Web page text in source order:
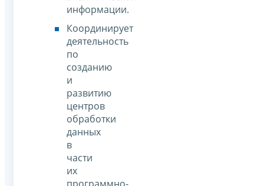
информации.
Координирует
деятельность
по
созданию
и
развитию
центров
обработки
данных
в
части
их